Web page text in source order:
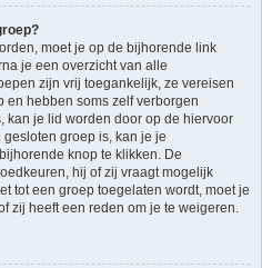
moet je op de bijhorende link
je een overzicht van alle
zijn vrij toegankelijk, ze vereisen
hebben soms zelf verborgen
kan je lid worden door op de hiervoor
groep is, kan je je
knop te klikken. De
hij of zij vraagt mogelijk
tot een groep toegelaten wordt, moet je
zij heeft een reden om je te weigeren.